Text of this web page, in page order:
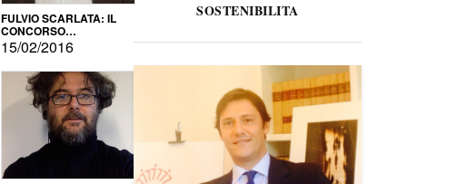
FULVIO SCARLATA: IL
CONCORSO
LETTERARIO
15/02/2016
SOSTENIBILITA